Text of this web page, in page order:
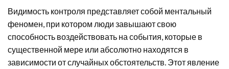
Видимость контроля представляет собой ментальный
феномен, при котором люди завышают свою
способность воздействовать на события, которые в
существенной мере или абсолютно находятся в
зависимости от случайных обстоятельств. Этот явление